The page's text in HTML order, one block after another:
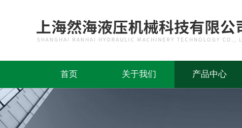
首页 关于我们 产品中心